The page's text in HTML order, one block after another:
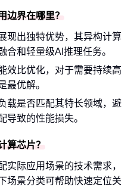
边界在哪里？
现出独特优势，其异构计算
合和轻量级AI推理任务。
效比优化，对于需要持续高
最优解。
载是否匹配其特长领域，避
导致的性能损失。
算芯片？
实际应用场景的技术需求，
场景分类可帮助快速定位关